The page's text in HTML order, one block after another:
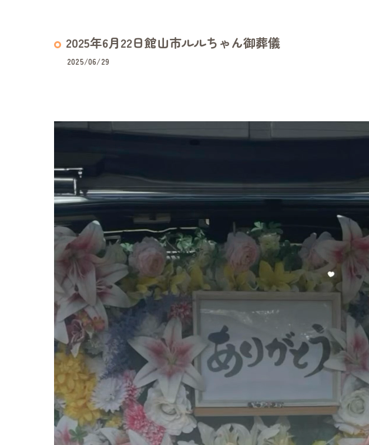
2025年6月22日館山市ルルちゃん御葬儀
2025/06/29